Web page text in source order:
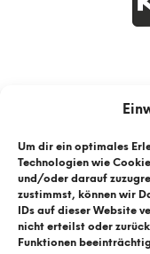
Um dir ein optimales
Technologien wie
und/oder darauf
zustimmst, können wir
IDs auf dieser Website
nicht erteilst oder
Funktionen